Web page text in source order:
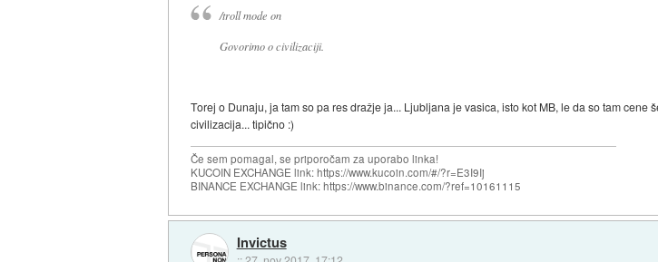
/troll mode on
Govorimo o civilizaciji.
Torej o Dunaju, ja tam so pa res dražje ja... Ljubljana je vasica, isto kot MB, le da so tam
civilizacija... tipično :)
Če sem pomagal, se priporočam za uporabo linka!
KUCOIN EXCHANGE link: https://www.kucoin.com/#/?r=E3I9Ij
BINANCE EXCHANGE link: https://www.binance.com/?ref=10161115
Invictus